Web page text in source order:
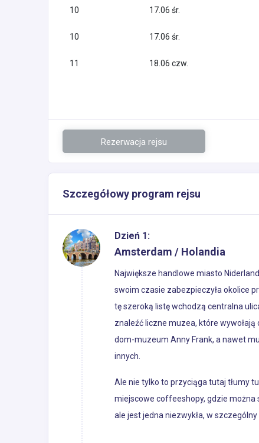
10 17.06 śr.
10 17.06 śr.
11 18.06 czw.
Rezerwacja rejsu
Szczegółowy program rejsu
Dzień 1:
Amsterdam / Holandia
Największe handlowe miasto
swoim czasie zabezpieczyła okolice
tę szeroką listę wchodzą centralna
znaleźć liczne muzea, które
dom-muzeum Anny Frank, a nawet
innych.
Ale nie tylko to przyciąga tutaj tłumy
miejscowe coffeeshopy, gdzie można
ale jest jedna niezwykła, w